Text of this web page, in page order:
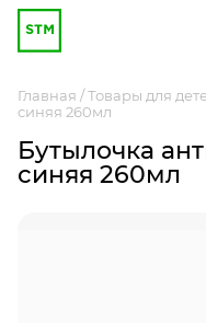
Главная Товары для
синяя 260мл
Бутылочка
синяя 260мл